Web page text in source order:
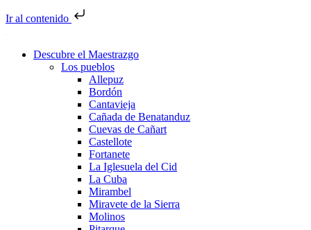
Ir al contenido
Descubre el Maestrazgo
Los pueblos
Allepuz
Bordón
Cantavieja
Cañada de Benatanduz
Cuevas de Cañart
Castellote
Fortanete
La Iglesuela del Cid
La Cuba
Mirambel
Miravete de la Sierra
Molinos